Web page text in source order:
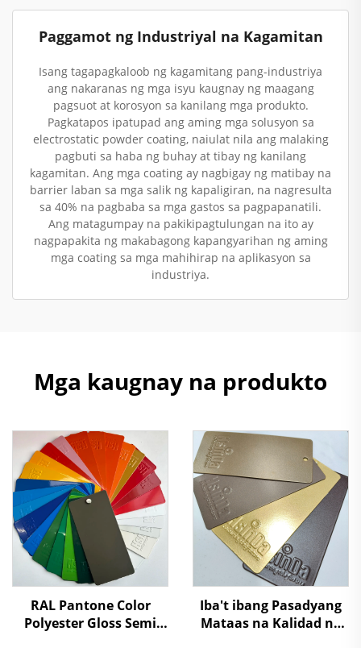
Paggamot ng Industriyal na Kagamitan
Isang tagapagkaloob ng kagamitang pang-industriya
ang nakaranas ng mga isyu kaugnay ng maagang
pagsuot at korosyon sa kanilang mga produkto.
Pagkatapos ipatupad ang aming mga solusyon sa
electrostatic powder coating, naiulat nila ang malaking
pagbuti sa haba ng buhay at tibay ng kanilang
kagamitan. Ang mga coating ay nagbigay ng matibay na
barrier laban sa mga salik ng kapaligiran, na nagresulta
sa 40% na pagbaba sa mga gastos sa pagpapanatili.
Ang matagumpay na pakikipagtulungan na ito ay
nagpapakita ng makabagong kapangyarihan ng aming
mga coating sa mga mahihirap na aplikasyon sa
industriya.
Mga kaugnay na produkto
RAL Pantone Color
Polyester Gloss Semi
Iba't ibang Pasadyang
Mataas na Kalidad na